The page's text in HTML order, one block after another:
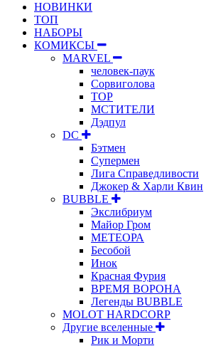
НОВИНКИ
ТОП
НАБОРЫ
КОМИКСЫ
MARVEL
человек-паук
Сорвиголова
ТОР
МСТИТЕЛИ
Дэдпул
DC
Бэтмен
Супермен
Лига Справедливости
Джокер & Харли Квин
BUBBLE
Экслибриум
Майор Гром
МЕТЕОРА
Бесобой
Инок
Красная Фурия
ВРЕМЯ ВОРОНА
Легенды BUBBLE
MOLOT HARDCORP
Другие вселенные
Рик и Морти